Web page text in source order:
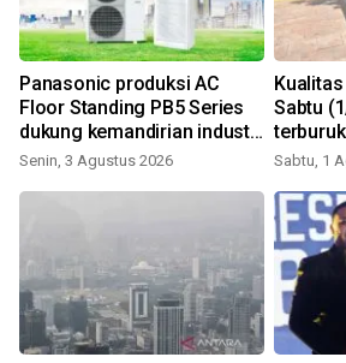
Panasonic produksi AC
Floor Standing PB5 Series
dukung kemandirian industri
RI
Senin, 3 Agustus 2026
Sabtu
Sabtu, 1